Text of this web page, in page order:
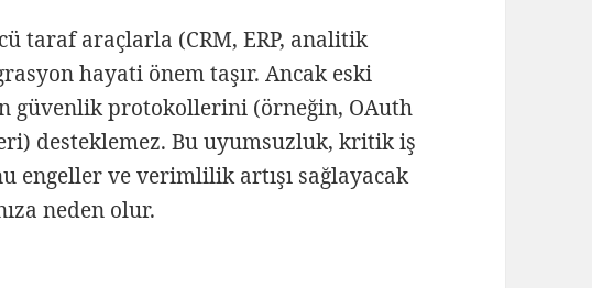
taraf araçlarla (CRM, ERP, analitik
hayati önem taşır. Ancak eski
güvenlik protokollerini (örneğin, OAuth
desteklemez. Bu uyumsuzluk, kritik iş
engeller ve verimlilik artışı sağlayacak
neden olur.